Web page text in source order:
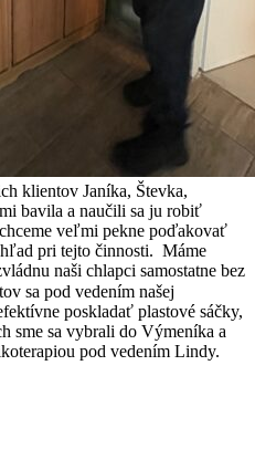
klientov Janíka, Števka,
bavila a naučili sa ju robiť
veľmi pekne poďakovať
pri tejto činnosti. Máme
naši chlapci samostatne bez
sa pod vedením našej
poskladať plastové sáčky,
sme sa vybrali do Výmeníka a
pod vedením Lindy.